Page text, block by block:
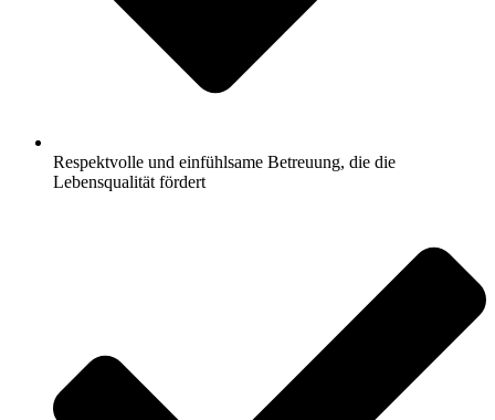
Respektvolle und einfühlsame Betreuung, die die
Lebensqualität fördert